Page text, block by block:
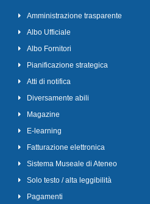
Amministrazione trasparente
Albo Ufficiale
Albo Fornitori
Pianificazione strategica
Atti di notifica
Diversamente abili
Magazine
E-learning
Fatturazione elettronica
Sistema Museale di Ateneo
Solo testo / alta leggibilità
Pagamenti